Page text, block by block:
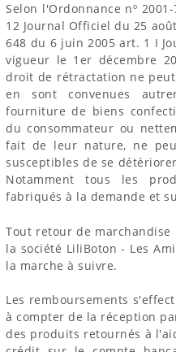
Selon l'Ordonnance nº
12 Journal Officiel du 25
648 du 6 juin 2005 art. 1 I
vigueur le 1er décembre
droit de rétractation ne
en sont convenues
fourniture de biens
du consommateur ou
fait de leur nature, ne
susceptibles de se
Notamment tous les
fabriqués à la demande et
Tout retour de
la société LiliBoton - Les
la marche à suivre.
Les remboursements
à compter de la réception
des produits retournés à